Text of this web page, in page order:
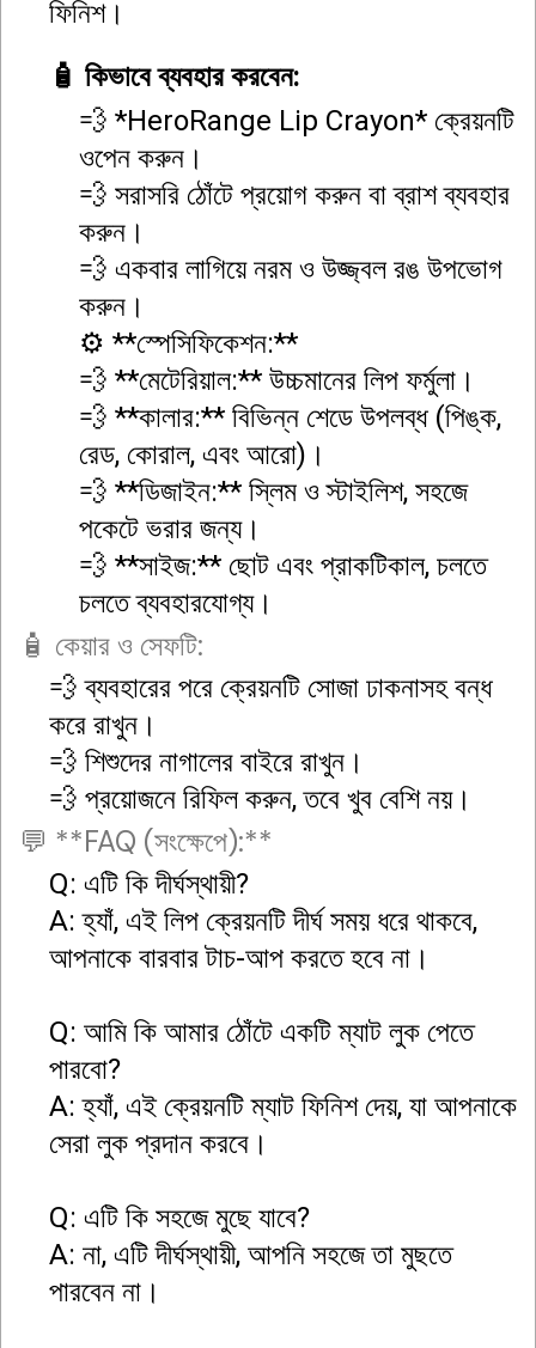
ফিনিশ।
🧴 কিভাবে ব্যবহার করবেন:
💨 *HeroRange Lip Crayon* ক্রেয়নটি
ওপেন করুন।
💨 সরাসরি ঠোঁটে প্রয়োগ করুন বা ব্রাশ ব্যবহার
করুন।
💨 একবার লাগিয়ে নরম ও উজ্জ্বল রঙ উপভোগ
করুন।
⚙️ **স্পেসিফিকেশন:**
💨 **মেটেরিয়াল:** উচ্চমানের লিপ ফর্মুলা।
💨 **কালার:** বিভিন্ন শেডে উপলব্ধ (পিঙ্ক,
রেড, কোরাল, এবং আরো)।
💨 **ডিজাইন:** স্লিম ও স্টাইলিশ, সহজে
পকেটে ভরার জন্য।
💨 **সাইজ:** ছোট এবং প্রাকটিকাল, চলতে
চলতে ব্যবহারযোগ্য।
🧴 কেয়ার ও সেফটি:
💨 ব্যবহারের পরে ক্রেয়নটি সোজা ঢাকনাসহ বন্ধ
করে রাখুন।
💨 শিশুদের নাগালের বাইরে রাখুন।
💨 প্রয়োজনে রিফিল করুন, তবে খুব বেশি নয়।
💬 **FAQ (সংক্ষেপে):**
Q: এটি কি দীর্ঘস্থায়ী?
A: হ্যাঁ, এই লিপ ক্রেয়নটি দীর্ঘ সময় ধরে থাকবে,
আপনাকে বারবার টাচ-আপ করতে হবে না।
Q: আমি কি আমার ঠোঁটে একটি ম্যাট লুক পেতে
পারবো?
A: হ্যাঁ, এই ক্রেয়নটি ম্যাট ফিনিশ দেয়, যা আপনাকে
সেরা লুক প্রদান করবে।
Q: এটি কি সহজে মুছে যাবে?
A: না, এটি দীর্ঘস্থায়ী, আপনি সহজে তা মুছতে
পারবেন না।